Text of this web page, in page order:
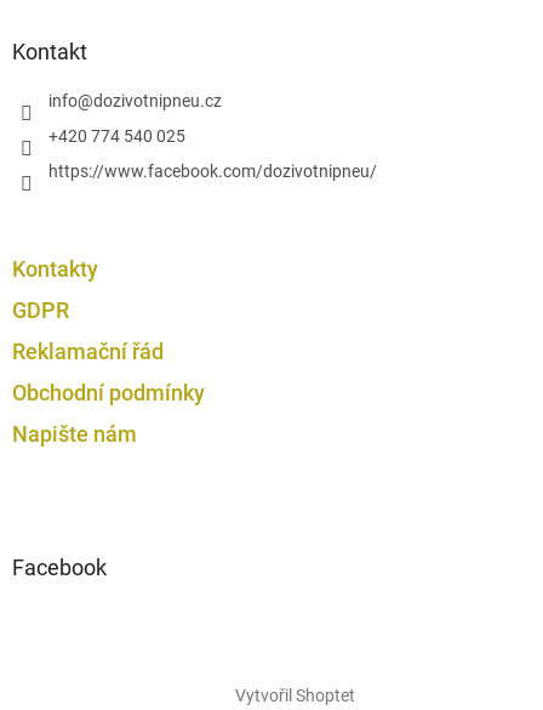
Kontakt
info@dozivotnipneu.cz
+420 774 540 025
https://www.facebook.com/dozivotnipneu/
Kontakty
GDPR
Reklamační řád
Obchodní podmínky
Napište nám
Facebook
Vytvořil Shoptet